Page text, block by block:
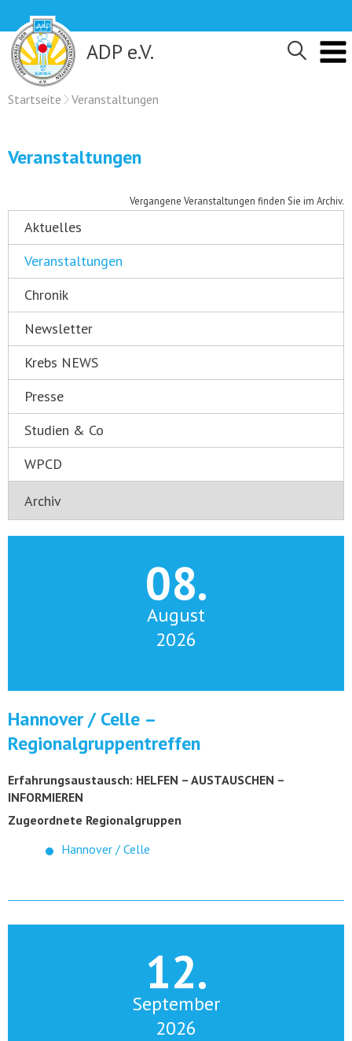
content
ADP e.V.
Startseite Veranstaltungen
Veranstaltungen
Vergangene Veranstaltungen finden Sie im Archiv.
Aktuelles
Veranstaltungen
Chronik
Newsletter
Krebs NEWS
Presse
Studien & Co
WPCD
08.
August
2026
Hannover / Celle –
Regionalgruppentreffen
Erfahrungsaustausch: HELFEN – AUSTAUSCHEN –
INFORMIEREN
Zugeordnete Regionalgruppen
Hannover / Celle
12.
September
2026